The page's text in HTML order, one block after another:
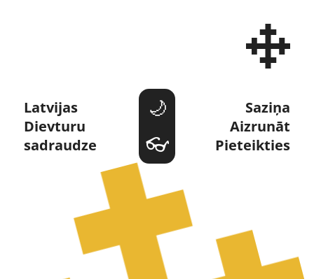
Dievturi un Dievturība
Latvijas
Dievturu
sadraudze
Saziņa
Aizrunāt
Pieteikties